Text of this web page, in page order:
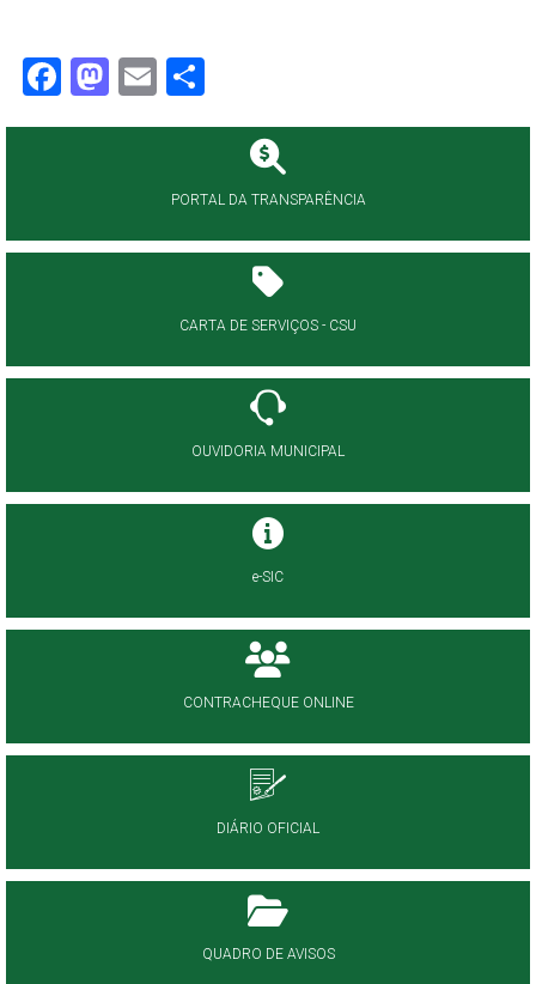
Facebook
Mastodon
Email
PORTAL DA TRANSPARÊNCIA
CARTA DE SERVIÇOS - CSU
OUVIDORIA MUNICIPAL
e-SIC
CONTRACHEQUE ONLINE
DIÁRIO OFICIAL
QUADRO DE AVISOS